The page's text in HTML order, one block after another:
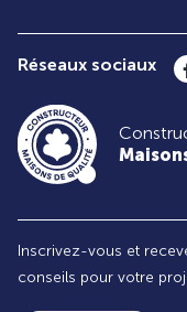
Réseaux sociaux
Inscrivez-vous et
conseils pour votre